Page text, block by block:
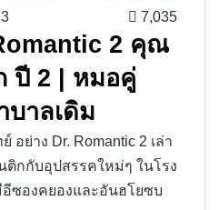
7,035
2 คุณ
ปี 2 | หมอคู่
บาลเดิม
อย่าง Dr. Romantic 2 เล่า
กกับอุปสรรคใหม่ๆ ในโรง
ซองคยองและอันฮโยซบ